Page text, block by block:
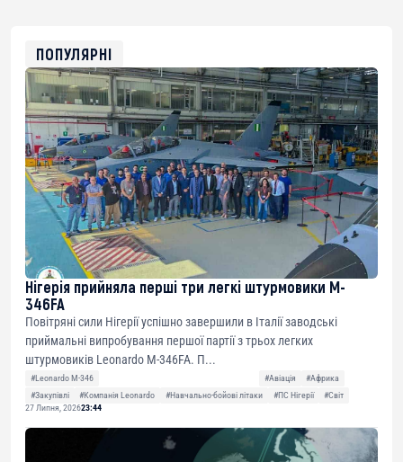
0xfD02863D3289416fcF50975c9DFda13623f97758
ПОПУЛЯРНІ
Нігерія прийняла перші три легкі штурмовики M-
346FA
Повітряні сили Нігерії успішно завершили в Італії заводські
приймальні випробування першої партії з трьох легких
штурмовиків Leonardo M-346FA. П...
#Leonardo M-346 #Авіація
#Африка
#Закупівлі
#Компанія Leonardo #Навчально-бойові літаки #ПС Нігерії
#Світ
27 Липня, 202623:44